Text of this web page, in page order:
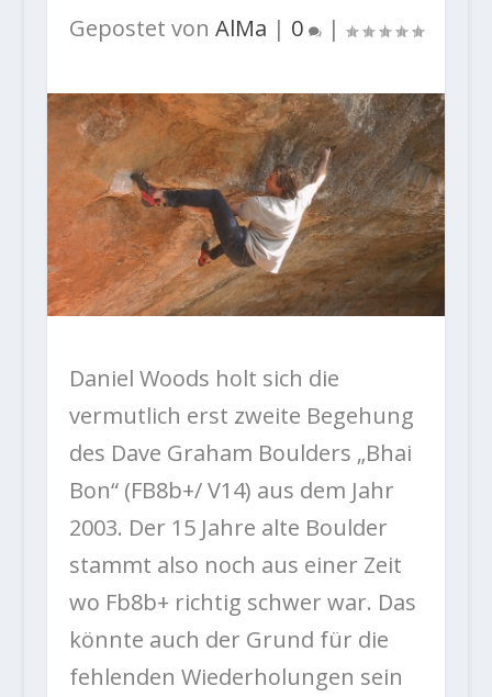
Gepostet von AlMa | 0 |
Daniel Woods holt sich die
vermutlich erst zweite Begehung
des Dave Graham Boulders „Bhai
Bon“ (FB8b+/ V14) aus dem Jahr
2003. Der 15 Jahre alte Boulder
stammt also noch aus einer Zeit
wo Fb8b+ richtig schwer war. Das
könnte auch der Grund für die
fehlenden Wiederholungen sein